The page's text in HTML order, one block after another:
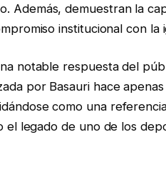
Además, demuestran la
institucional con la
notable respuesta del
por Basauri hace
como una
el legado de uno de los